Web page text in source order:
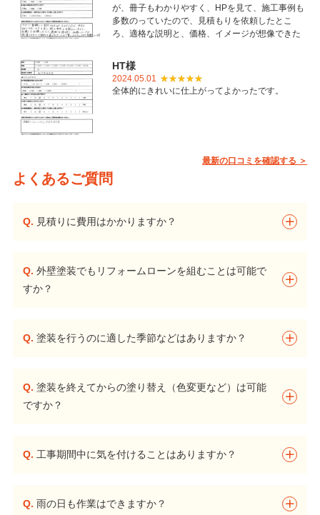
が、冊子もわかりやすく、HPを見て、施工事例も
多数のっていたので、見積もりを依頼したとこ
ろ、適格な説明と、価格、イメージが想像できた
いただき感謝しています。
HT様
2024.05.01
全体的にきれいに仕上がってよかったです。
最新の口コミを確認する ＞
よくあるご質問
Q. 見積りに費用はかかりますか？
Q. 外壁塗装でもリフォームローンを組むことは可能で
すか？
Q. 塗装を行うのに適した季節などはありますか？
Q. 塗装を終えてからの塗り替え（色変更など）は可能
ですか？
Q. 工事期間中に気を付けることはありますか？
Q. 雨の日も作業はできますか？